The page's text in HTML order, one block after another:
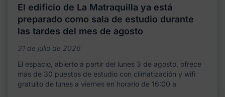
El edificio de La Matraquilla ya está
preparado como sala de estudio durante
las tardes del mes de agosto
31 de julio de 2026
El espacio, abierto a partir del lunes 3 de agosto, ofrece
más de 30 puestos de estudio con climatización y wifi
gratuito de lunes a viernes en horario de 16:00 a